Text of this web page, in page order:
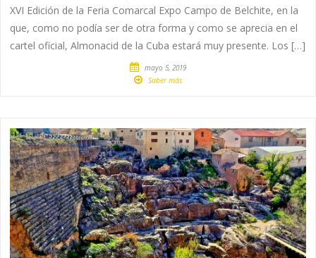
XVI Edición de la Feria Comarcal Expo Campo de Belchite, en la
que, como no podía ser de otra forma y como se aprecia en el
cartel oficial, Almonacid de la Cuba estará muy presente. Los […]
mayo 5, 2019
Saber más